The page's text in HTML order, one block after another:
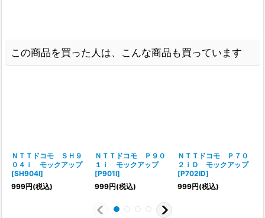
この商品を買った人は、こんな商品も買っています
ＮＴＴドコモ ＳＨ９
０４ｉ モックアップ
[SH904I]
999円(税込)
ＮＴＴドコモ Ｐ９０
１ｉ モックアップ
[P901I]
999円(税込)
ＮＴＴドコモ Ｐ７０
２ｉＤ モックアップ
[P702ID]
999円(税込)